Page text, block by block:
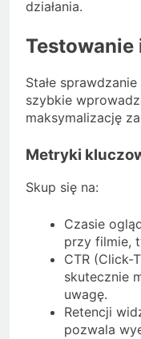
działania.
Stałe
szybkie
maksymalizację
Metryki
Skup się na:
Czasie
przy filmie,
CTR (Click-
skutecznie
uwagę.
Retencji
pozwala